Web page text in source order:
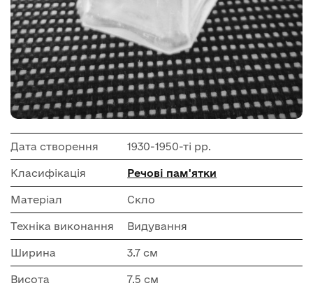
Дата створення 1930-1950-ті рр.
Класифікація Речові пам'ятки
Матеріал Скло
Техніка виконання Видування
Ширина 3.7 см
Висота 7.5 см